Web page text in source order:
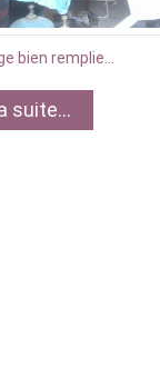
bien remplie...
suite...